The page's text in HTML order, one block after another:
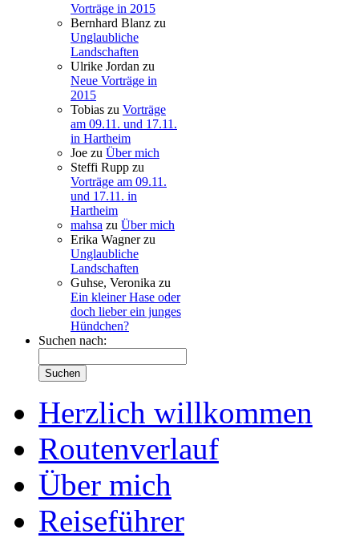
Vorträge in 2015
Bernhard Blanz zu
Unglaubliche
Landschaften
Ulrike Jordan zu
Neue Vorträge in
2015
Tobias zu Vorträge
am 09.11. und 17.11.
in Hartheim
Joe zu Über mich
Steffi Rupp zu
Vorträge am 09.11.
und 17.11. in
Hartheim
mahsa zu Über mich
Erika Wagnerzu
Unglaubliche
Landschaften
Guhse, Veronika zu
Ein kleiner Hase oder
doch lieber ein junges
Hündchen?
Suchen nach:
Herzlich willkommen
Routenverlauf
Über mich
Reiseführer